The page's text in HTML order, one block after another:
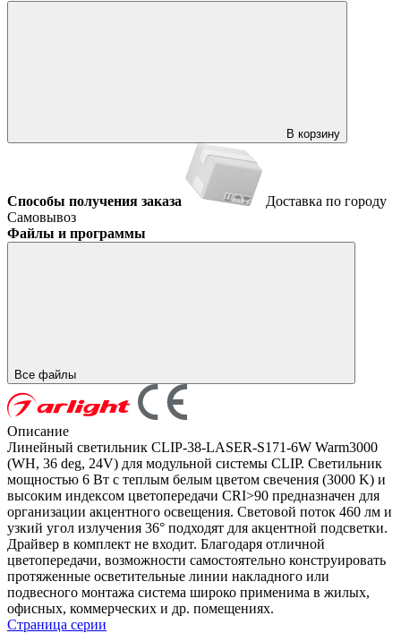
В корзину
Способы получения заказа
Доставка по городу
Самовывоз
Файлы и программы
Все файлы
Описание
Линейный светильник CLIP-38-LASER-S171-6W Warm3000
(WH, 36 deg, 24V) для модульной системы CLIP. Светильник
мощностью 6 Вт с теплым белым цветом свечения (3000 K) и
высоким индексом цветопередачи CRI>90 предназначен для
организации акцентного освещения. Световой поток 460 лм и
узкий угол излучения 36° подходят для акцентной подсветки.
Драйвер в комплект не входит. Благодаря отличной
цветопередачи, возможности самостоятельно конструировать
протяженные осветительные линии накладного или
подвесного монтажа система широко применима в жилых,
офисных, коммерческих и др. помещениях.
Страница серии